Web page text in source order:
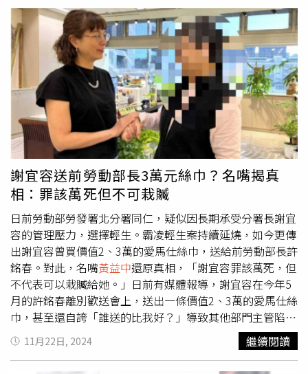
是勞動部員工提供，因為「其中有人是不樂之捐，在這種職
場文化裡，上面主管要你分攤愛馬仕方巾金額送給大長官，
而且要寫上名字，誰敢說不？其他司處同仁看了也傻眼，他
們只合送一支1000多元的麥克風，結果秘書處長當眾送部
長愛馬仕方巾禮盒，這種送禮文化算不算是向上管理的範
本」？ 除此之外，
黃益中質疑，許銘春受訪時曾表示，真
的沒有什麼特別禮物，也讓他認為「如果愛馬仕方巾不叫特
別，那真的不知道有什麼禮物能讓部長有印象」。
黃益中21
日曾發文表示，經過多方查證，發現這條愛馬仕絲巾單價為
8800元，是勞動部秘書處單位合送，出資者超過30人，包
括跨司處、跨機關及退休人員，均具名於贈送卡片上，這有
發票為證。各單位當時都有準備禮物，只是禮物擺在桌上，
愛馬仕禮盒最顯眼。這個愛馬仕不是謝宜容送的，講出「誰
的禮物比我好」這句話也不是她，而是秘書處的致贈者長
官，聽到這句話的現場人證很多，「大家印象深刻」。名嘴
爆料前勞動部長許銘春的離別歡送會上，送愛馬仕絲巾的另
有其人。（圖／翻攝自黃益中臉書）
謝宜容送前勞動部長3萬元絲巾？名嘴揭真
相：罪該萬死但不可栽贓
日前勞動部勞發署北分署同仁，疑似因長期承受分署長謝宜
容的管理壓力，選擇輕生。霸凌輕生案持續延燒，如今更傳
出謝宜容曾買價值2、3萬的愛馬仕絲巾，送給前勞動部長許
銘春。對此，名嘴黃益中還原真相，「謝宜容罪該萬死，但
不代表可以栽贓給她。」日前有媒體報導，謝宜容在今年5
月的許銘春離別歡送會上，送出一條價值2、3萬的愛馬仕絲
巾，甚至還自誇「誰送的比我好？」導致其他部門主管陷入
壓力，模糊歡送會的目的。名嘴
21日深夜發文表示，
「謝宜容罪該萬死，但不代表可以栽贓給她。」黃益中表示
11月22日, 2024 繼續閱讀